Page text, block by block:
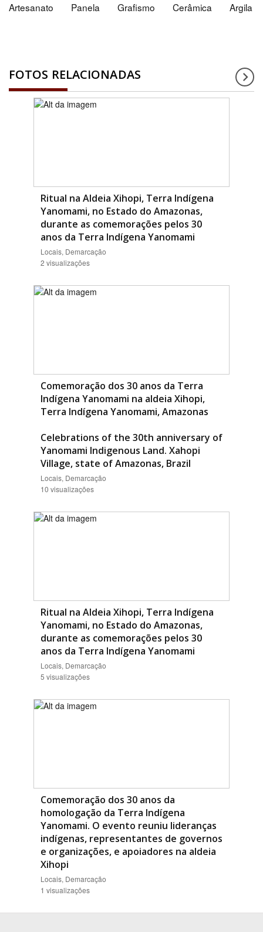
Artesanato Panela Grafismo Cerâmica Argila
FOTOS RELACIONADAS
Ritual na Aldeia Xihopi, Terra Indígena
Yanomami, no Estado do Amazonas,
durante as comemorações pelos 30
anos da Terra Indígena Yanomami
Locais, Demarcação
2 visualizações
Comemoração dos 30 anos da Terra
Indígena Yanomami na aldeia Xihopi,
Terra Indígena Yanomami, Amazonas
Celebrations of the 30th anniversary of
Yanomami Indigenous Land. Xahopi
Village, state of Amazonas, Brazil
Locais, Demarcação
10 visualizações
Ritual na Aldeia Xihopi, Terra Indígena
Yanomami, no Estado do Amazonas,
durante as comemorações pelos 30
anos da Terra Indígena Yanomami
Locais, Demarcação
5 visualizações
Comemoração dos 30 anos da
homologação da Terra Indígena
Yanomami. O evento reuniu lideranças
indígenas, representantes de governos
e organizações, e apoiadores na aldeia
Xihopi
Locais, Demarcação
1 visualizações